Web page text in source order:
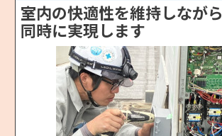
室内の快適性を維持しなが
同時に実現します